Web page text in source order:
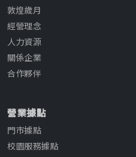
敦煌歲月
經營理念
人力資源
關係企業
合作夥伴
營業據點
門市據點
校園服務據點